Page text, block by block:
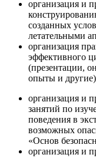
организация и
созданных
летательными
организация
эффективного
(презентации,
опыты и другие)
организация и
занятий по
поведения в
возможных
«Основ
организация и